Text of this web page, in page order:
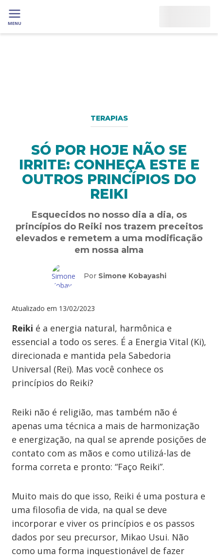
MENU
TERAPIAS
SÓ POR HOJE NÃO SE
IRRITE: CONHEÇA ESTE E
OUTROS PRINCÍPIOS DO
REIKI
Esquecidos no nosso dia a dia, os
princípios do Reiki nos trazem preceitos
elevados e remetem a uma modificação
em nossa alma
Por Simone Kobayashi
Atualizado em 13/02/2023
Reiki é a energia natural, harmônica e
essencial a todo os seres. É a Energia Vital (Ki),
direcionada e mantida pela Sabedoria
Universal (Rei). Mas você conhece os
princípios do Reiki?
Reiki não é religião, mas também não é
apenas uma técnica a mais de harmonização
e energização, na qual se aprende posições de
contato com as mãos e como utilizá-las de
forma correta e pronto: “Faço Reiki”.
Muito mais do que isso, Reiki é uma postura e
uma filosofia de vida, na qual se deve
incorporar e viver os princípios e os passos
dados por seu precursor, Mikao Usui. Não
como uma forma inquestionável de fazer